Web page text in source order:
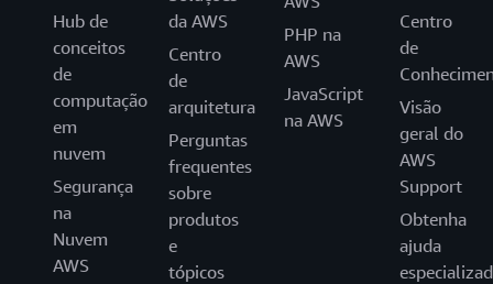
Hub de
conceitos
de
computação
em
nuvem
Segurança
na
Nuvem
AWS
da AWS
Centro
de
arquitetura
Perguntas
frequentes
sobre
produtos
e
tópicos
PHP na
AWS
JavaScript
na AWS
Centro
de
Visão
geral do
AWS
Support
Obtenha
ajuda